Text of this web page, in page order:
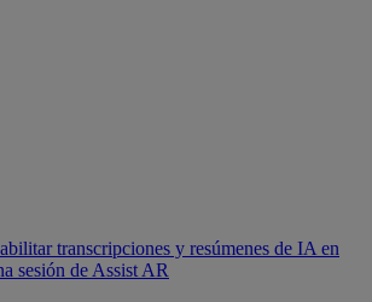
transcripciones y resúmenes de IA en
sesión de Assist AR